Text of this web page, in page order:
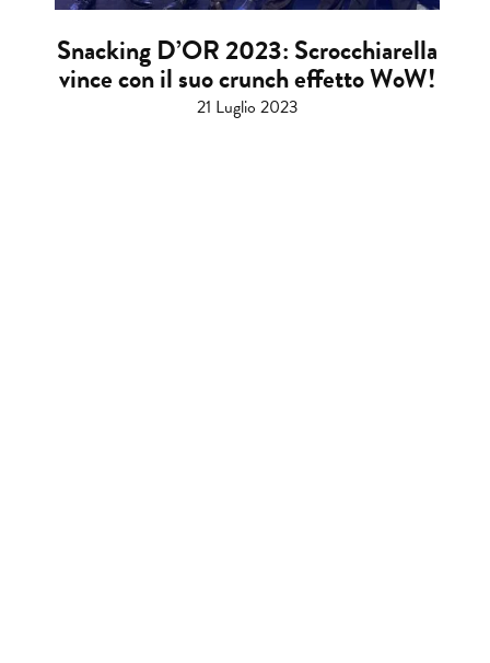
Snacking D’OR 2023: Scrocchiarella
vince con il suo crunch effetto WoW!
21 Luglio 2023